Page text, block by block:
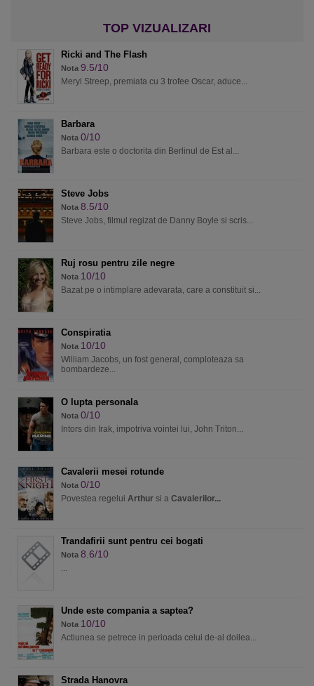
Ricki and The Flash
Nota 9.5/10
Meryl Streep, premiata cu 3 trofee Oscar, aduce...
Barbara
Nota 0/10
Barbara este o doctorita din Berlinul de Est al...
Steve Jobs
Nota 8.5/10
Steve Jobs, filmul regizat de Danny Boyle si scris...
Ruj rosu pentru zile negre
Nota 10/10
Bazat pe o intimplare adevarata, care a constituit si...
Conspiratia
Nota 10/10
William Jacobs, un fost general, comploteaza sa
bombardeze...
O lupta personala
Nota 0/10
Intors din Irak, impotriva vointei lui, John Triton...
Cavalerii mesei rotunde
Nota 0/10
Povestea regelui Arthur si a Cavalerilor...
Trandafirii sunt pentru cei bogati
Nota 8.6/10
...
Unde este compania a saptea?
Nota 10/10
Actiunea se petrece in perioada celui de-al doilea...
Strada Hanovra